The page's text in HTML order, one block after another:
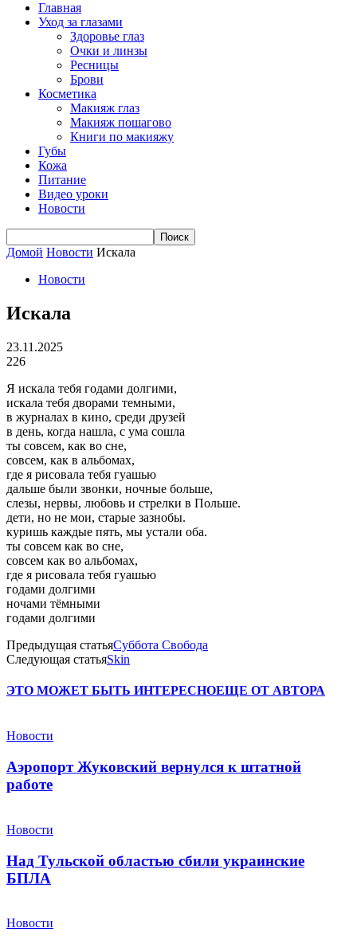
Главная
Уход за глазами
Здоровье глаз
Очки и линзы
Ресницы
Брови
Косметика
Макияж глаз
Макияж пошагово
Книги по макияжу
Губы
Кожа
Питание
Видео уроки
Новости
Домой Новости Искала
Новости
Искала
23.11.2025
226
Я искала тебя годами долгими,
искала тебя дворами темными,
в журналах в кино, среди друзей
в день, когда нашла, с ума сошла
ты совсем, как во сне,
совсем, как в альбомах,
где я рисовала тебя гуашью
дальше были звонки, ночные больше,
слезы, нервы, любовь и стрелки в Польше.
дети, но не мои, старые зазнобы.
куришь каждые пять, мы устали оба.
ты совсем как во сне,
совсем как во альбомах,
где я рисовала тебя гуашью
годами долгими
ночами тёмными
годами долгими
Предыдущая статьяСуббота Свобода
Следующая статьяSkin
ЭТО МОЖЕТ БЫТЬ ИНТЕРЕСНОЕЩЕ ОТ АВТОРА
Новости
Аэропорт Жуковский вернулся к штатной
работе
Новости
Над Тульской областью сбили украинские
БПЛА
Новости